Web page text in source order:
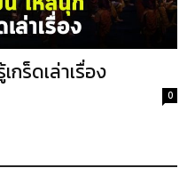
กร็ดเล่าเรื่อง
0